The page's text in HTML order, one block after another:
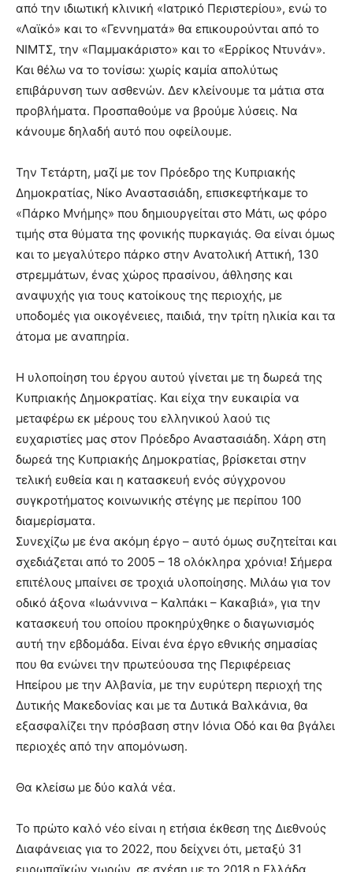
από την ιδιωτική κλινική «Ιατρικό Περιστερίου», ενώ το
«Λαϊκό» και το «Γεννηματά» θα επικουρούνται από το
ΝΙΜΤΣ, την «Παμμακάριστο» και το «Ερρίκος Ντυνάν».
Και θέλω να το τονίσω: χωρίς καμία απολύτως
επιβάρυνση των ασθενών. Δεν κλείνουμε τα μάτια στα
προβλήματα. Προσπαθούμε να βρούμε λύσεις. Να
κάνουμε δηλαδή αυτό που οφείλουμε.
Την Τετάρτη, μαζί με τον Πρόεδρο της Κυπριακής
Δημοκρατίας, Νίκο Αναστασιάδη, επισκεφτήκαμε το
«Πάρκο Μνήμης» που δημιουργείται στο Μάτι, ως φόρο
τιμής στα θύματα της φονικής πυρκαγιάς. Θα είναι όμως
και το μεγαλύτερο πάρκο στην Ανατολική Αττική, 130
στρεμμάτων, ένας χώρος πρασίνου, άθλησης και
αναψυχής για τους κατοίκους της περιοχής, με
υποδομές για οικογένειες, παιδιά, την τρίτη ηλικία και τα
άτομα με αναπηρία.
Η υλοποίηση του έργου αυτού γίνεται με τη δωρεά της
Κυπριακής Δημοκρατίας. Και είχα την ευκαιρία να
μεταφέρω εκ μέρους του ελληνικού λαού τις
ευχαριστίες μας στον Πρόεδρο Αναστασιάδη. Χάρη στη
δωρεά της Κυπριακής Δημοκρατίας, βρίσκεται στην
τελική ευθεία και η κατασκευή ενός σύγχρονου
συγκροτήματος κοινωνικής στέγης με περίπου 100
διαμερίσματα.
Συνεχίζω με ένα ακόμη έργο – αυτό όμως συζητείται και
σχεδιάζεται από το 2005 – 18 ολόκληρα χρόνια! Σήμερα
επιτέλους μπαίνει σε τροχιά υλοποίησης. Μιλάω για τον
οδικό άξονα «Ιωάννινα – Καλπάκι – Κακαβιά», για την
κατασκευή του οποίου προκηρύχθηκε ο διαγωνισμός
αυτή την εβδομάδα. Είναι ένα έργο εθνικής σημασίας
που θα ενώνει την πρωτεύουσα της Περιφέρειας
Ηπείρου με την Αλβανία, με την ευρύτερη περιοχή της
Δυτικής Μακεδονίας και με τα Δυτικά Βαλκάνια, θα
εξασφαλίζει την πρόσβαση στην Ιόνια Οδό και θα βγάλει
περιοχές από την απομόνωση.
Θα κλείσω με δύο καλά νέα.
Το πρώτο καλό νέο είναι η ετήσια έκθεση της Διεθνούς
Διαφάνειας για το 2022, που δείχνει ότι, μεταξύ 31